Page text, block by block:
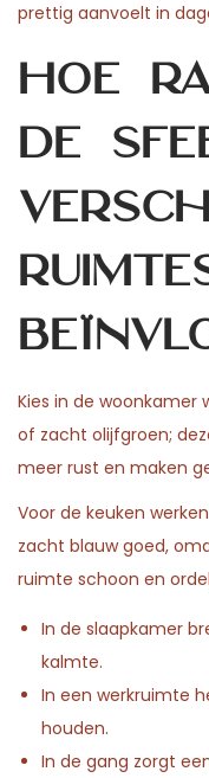
prettig aanvoelt in
Hoe
de
Kies in de
of zacht olijfgroen;
meer rust en maken
Voor de keuken
zacht blauw goed,
ruimte schoon en
In de slaapkamer
kalmte.
In een werkruimte
houden.
In de gang zorgt